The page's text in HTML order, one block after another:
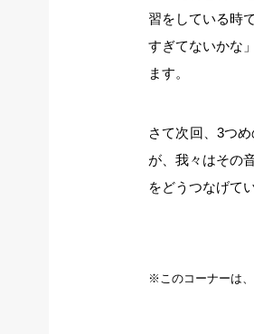
習をしている時
すぎてないかな
ます。
さて次回、3つ
が、我々はその
をどうつなげて
※このコーナーは、